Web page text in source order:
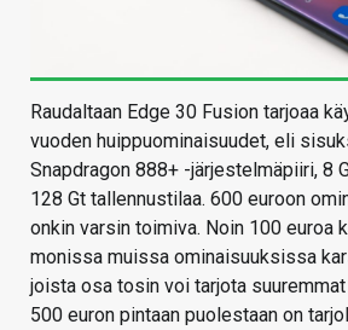
Raudaltaan Edge 30 Fusion tarjoaa
vuoden huippuominaisuudet, eli
Snapdragon 888+ -järjestelmäpiiri, 8
128 Gt tallennustilaa. 600 euroon
onkin varsin toimiva. Noin 100 euroa
monissa muissa ominaisuuksissa
joista osa tosin voi tarjota
500 euron pintaan puolestaan on